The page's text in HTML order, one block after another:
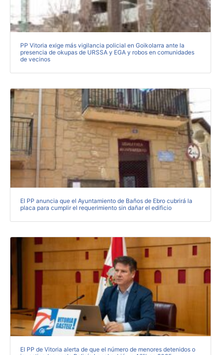
PP Vitoria exige más vigilancia policial en Goikolarra ante la
presencia de okupas de URSSA y EGA y robos en comunidades
de vecinos
El PP anuncia que el Ayuntamiento de Baños de Ebro cubrirá la
placa para cumplir el requerimiento sin dañar el edificio
El PP de Vitoria alerta de que el número de menores detenidos o